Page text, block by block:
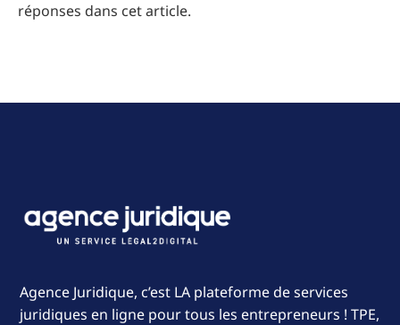
réponses dans cet article.
Agence Juridique, c’est LA plateforme de services
juridiques en ligne pour tous les entrepreneurs ! TPE,